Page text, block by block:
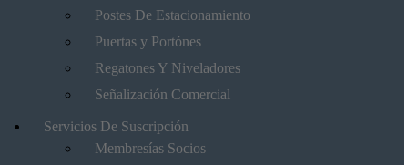
Postes De Estacionamiento
Puertas y Portónes
Regatones Y Niveladores
Señalización Comercial
Servicios De Suscripción
Membresías Socios